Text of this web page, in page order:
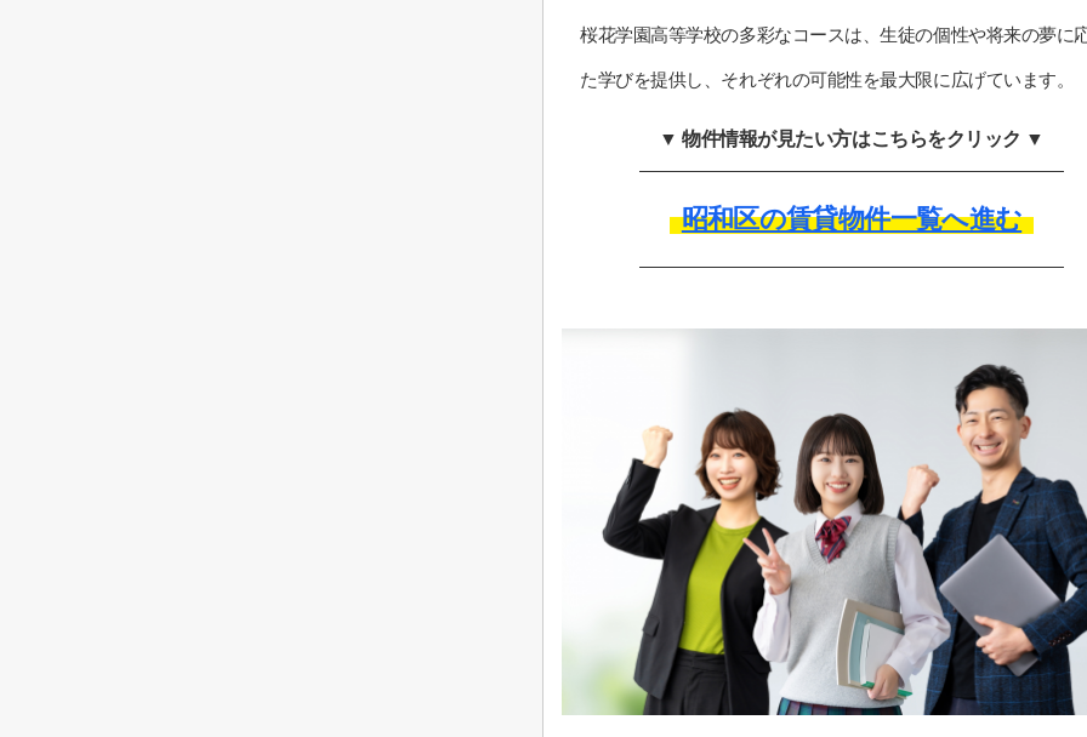
桜花学園高等学校の多彩なコースは、生徒の個性や将来の夢に
た学びを提供し、それぞれの可能性を最大限に広げています。
▼ 物件情報が見たい方はこちらをクリック ▼
昭和区の賃貸物件一覧へ進む